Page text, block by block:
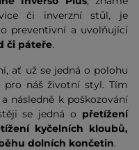
či inverzní stůl, je
preventivní a uvolňující
či páteře.
ať už se jedná o polohu
náš životní styl. Tím
následně k poškozování
se jedná o přetížení
kyčelních kloubů,
dolních končetin.